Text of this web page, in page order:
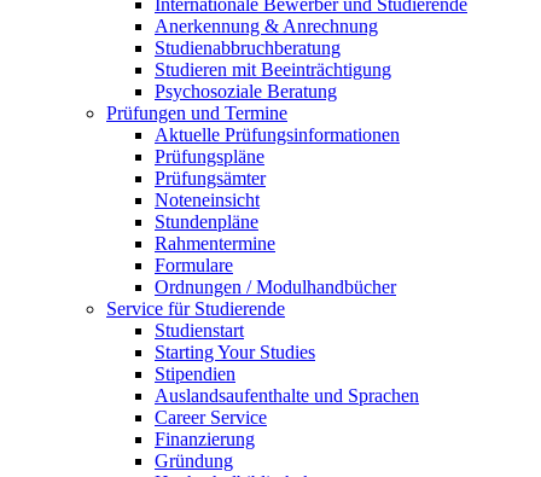
Internationale Bewerber und Studierende
Anerkennung & Anrechnung
Studienabbruchberatung
Studieren mit Beeinträchtigung
Psychosoziale Beratung
Prüfungen und Termine
Aktuelle Prüfungsinformationen
Prüfungspläne
Prüfungsämter
Noteneinsicht
Stundenpläne
Rahmentermine
Formulare
Ordnungen / Modulhandbücher
Service für Studierende
Studienstart
Starting Your Studies
Stipendien
Auslandsaufenthalte und Sprachen
Career Service
Finanzierung
Gründung